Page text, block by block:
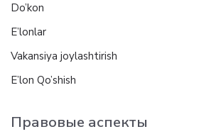
Do’kon
E’lonlar
Vakansiya joylashtirish
E’lon Qo’shish
Правовые аспекты